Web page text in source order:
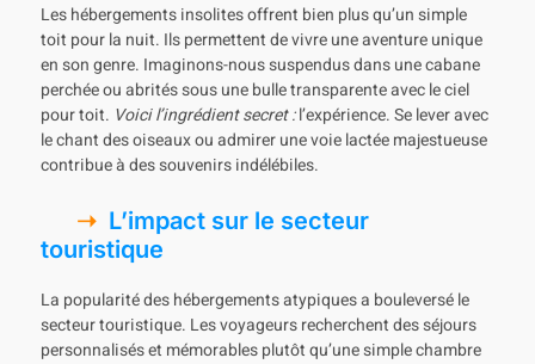
Les hébergements insolites offrent bien plus qu’un simple
toit pour la nuit. Ils permettent de vivre une aventure unique
en son genre. Imaginons-nous suspendus dans une cabane
perchée ou abrités sous une bulle transparente avec le ciel
pour toit. Voici l’ingrédient secret :l’expérience. Se lever avec
le chant des oiseaux ou admirer une voie lactée majestueuse
contribue à des souvenirs indélébiles.
L’impact sur le secteur
touristique
La popularité des hébergements atypiques a bouleversé le
secteur touristique. Les voyageurs recherchent des séjours
personnalisés et mémorables plutôt qu’une simple chambre